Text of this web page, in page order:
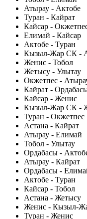
Атырау - Актобе
Туран - Кайрат
Кайсар -
Елимай - Кайсар
Актобе - Туран
Кызыл-Жар СК -
Женис - Тобол
Жетысу - Улытау
Окжетпес -
Кайрат -
Кайсар - Женис
Кызыл-Жар СК -
Туран - Окжетпес
Астана - Кайрат
Атырау - Елимай
Тобол - Улытау
Ордабасы -
Атырау - Кайрат
Ордабасы -
Актобе - Туран
Кайсар - Тобол
Астана - Жетысу
Женис - Кызыл-
Туран - Женис